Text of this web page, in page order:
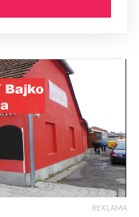
REKLAMA